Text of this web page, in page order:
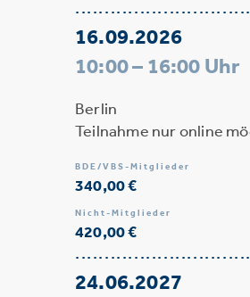
16.09.2026
10:00 – 16:00 Uhr
Berlin
Teilnahme nur online
BDE/VBS-Mitglieder
340,00 €
Nicht-Mitglieder
420,00 €
24.06.2027